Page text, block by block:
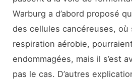
Warburg a d’abord proposé
des cellules cancéreuses, où
respiration aérobie,
endommagées, mais il s’est
pas le cas. D’autres